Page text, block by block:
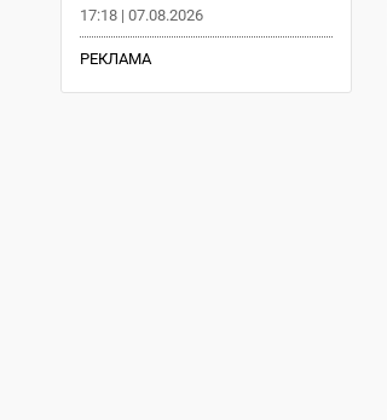
17:18 | 07.08.2026
РЕКЛАМА